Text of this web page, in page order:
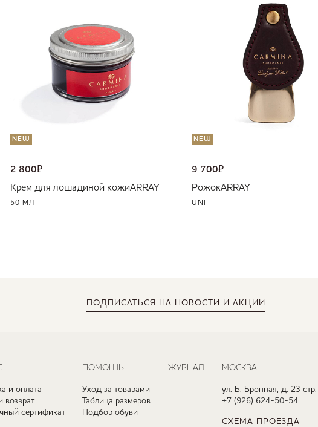
NEW
2 800₽
Крем для лошадиной кожиARRAY
50 МЛ
NEW
9 700₽
РожокARRAY
UNI
ПОДПИСАТЬСЯ НА НОВОСТИ И АКЦИИ
и оплата
возврат
сертификат
ПОМОЩЬ
Уход за товарами
Таблица размеров
Подбор обуви
ЖУРНАЛ МОСКВА
ул. Б. Бронная, д. 23 стр.
+7 (926) 624-50-54
СХЕМА ПРОЕЗДА